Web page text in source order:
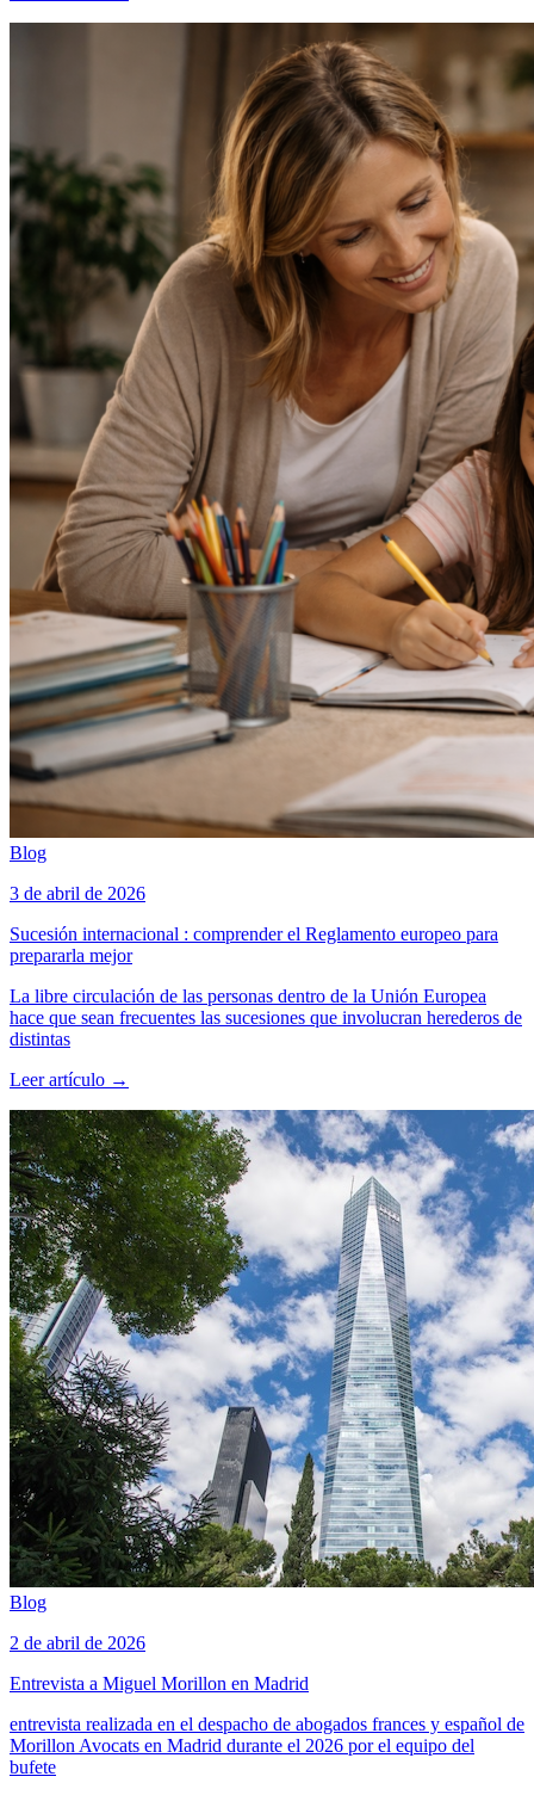
Blog
3 de abril de 2026
Sucesión internacional : comprender el Reglamento europeo para
prepararla mejor
La libre circulación de las personas dentro de la Unión Europea
hace que sean frecuentes las sucesiones que involucran herederos de
distintas
Leer artículo →
Blog
2 de abril de 2026
Entrevista a Miguel Morillon en Madrid
entrevista realizada en el despacho de abogados frances y español de
Morillon Avocats en Madrid durante el 2026 por el equipo del
bufete